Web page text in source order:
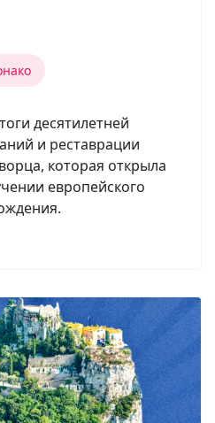
десятилетней
и реставрации
которая открыла
европейского